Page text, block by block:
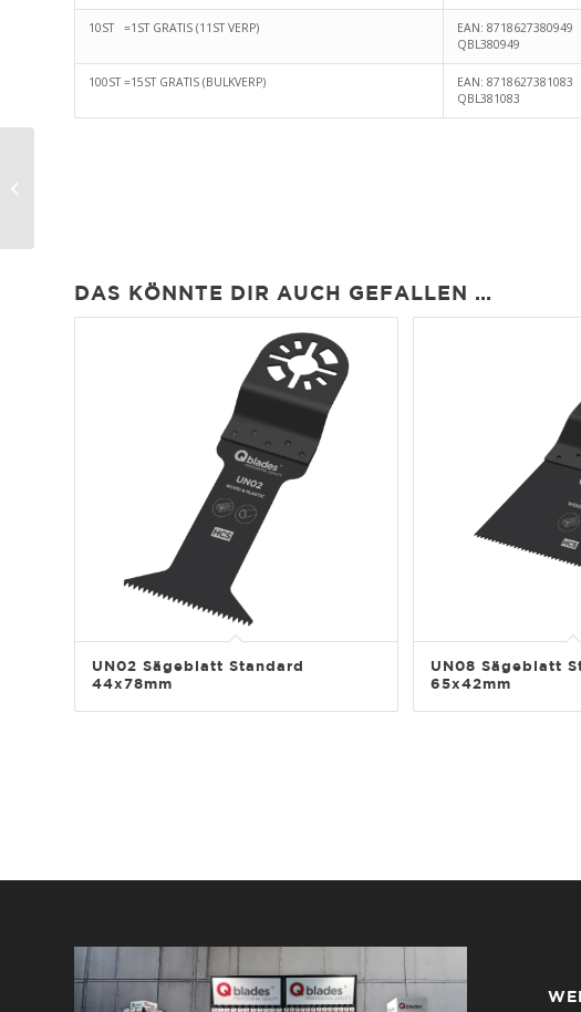
10ST =1ST GRATIS (11ST VERP)
EAN: 8718627380949
QBL380949
100ST =15ST GRATIS (BULKVERP)
EAN: 8718627381083
QBL381083
DAS KÖNNTE DIR AUCH GEFALLEN …
UN02 Sägeblatt Standard
44x78mm
UN08 Sägeblatt
65x42mm